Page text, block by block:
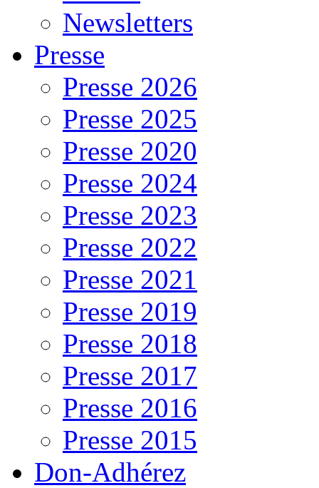
Newsletters
Presse
Presse 2026
Presse 2025
Presse 2020
Presse 2024
Presse 2023
Presse 2022
Presse 2021
Presse 2019
Presse 2018
Presse 2017
Presse 2016
Presse 2015
Don-Adhérez